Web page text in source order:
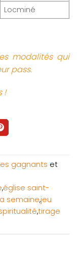
Locminé
modalités qui
pass.
!
gagnants et
,église saint-
semaine,jeu
,tirage